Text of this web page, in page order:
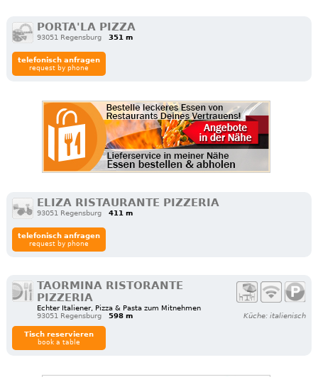
PORTA'LA PIZZA
93051 Regensburg 351 m
telefonisch anfragen
request by phone
ELIZA RISTAURANTE PIZZERIA
93051 Regensburg 411 m
telefonisch anfragen
request by phone
TAORMINA RISTORANTE
PIZZERIA
Echter Italiener, Pizza & Pasta zum Mitnehmen
93051 Regensburg
598 m Küche: italienisch
Tisch reservieren
book a table